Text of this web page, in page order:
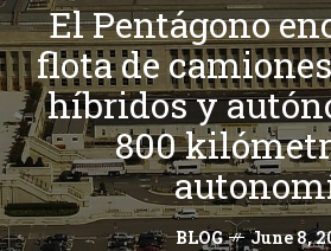
El Pentágono
flota de
híbridos y
800
BLOG June 8,